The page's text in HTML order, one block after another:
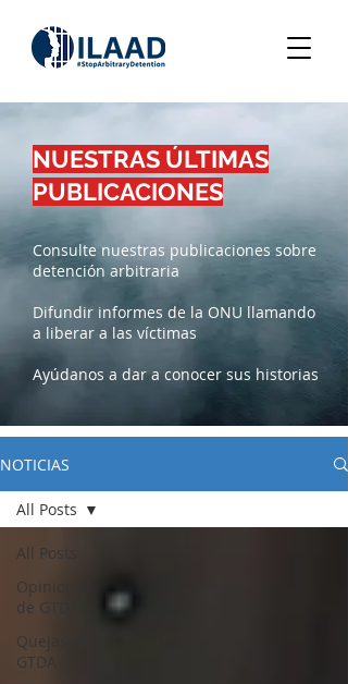
NUESTRAS ÚLTIMAS
PUBLICACIONES
Consulte nuestras publicaciones sobre
detención arbitraria
Difundir informes de la ONU llamando
a liberar a las víctimas
Ayúdanos a dar a conocer sus historias
NOTICIAS
All Posts
Opiniones
de GTDA
Quejas de
GTDA
All Posts